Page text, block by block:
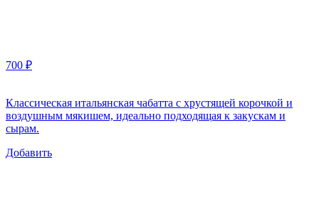
700 ₽
Классическая итальянская чабатта с хрустящей корочкой и
воздушным мякишем, идеально подходящая к закускам и
сырам.
Добавить